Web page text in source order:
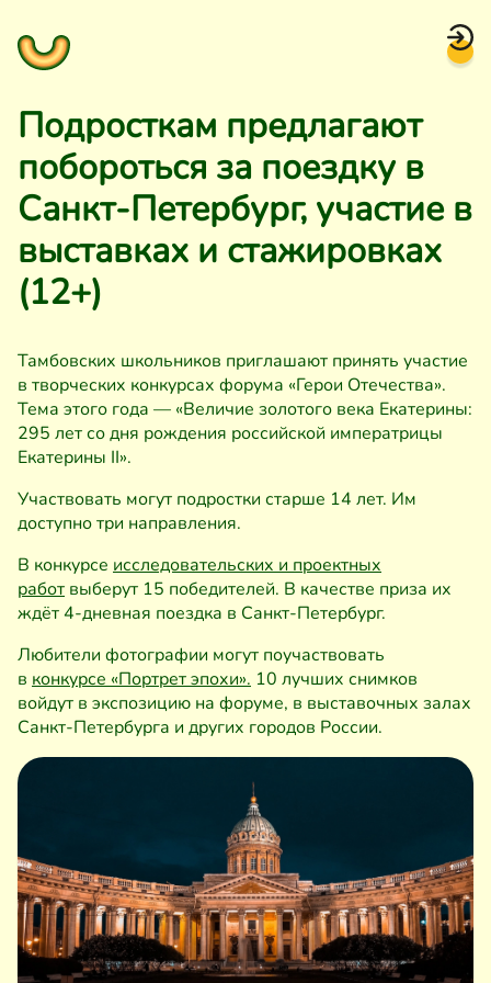
Подросткам предлагают
побороться за поездку в
Санкт-Петербург, участие в
выставках и стажировках
(12+)
Тамбовских школьников приглашают принять участие
в творческих конкурсах форума «Герои Отечества».
Тема этого года — «Величие золотого века Екатерины:
295 лет со дня рождения российской императрицы
Екатерины II».
Участвовать могут подростки старше 14 лет. Им
доступно три направления.
В конкурсе исследовательских и проектных
работ выберут 15 победителей. В качестве приза их
ждёт 4-дневная поездка в Санкт-Петербург.
Любители фотографии могут поучаствовать
в конкурсе «Портрет эпохи». 10 лучших снимков
войдут в экспозицию на форуме, в выставочных залах
Санкт-Петербурга и других городов России.